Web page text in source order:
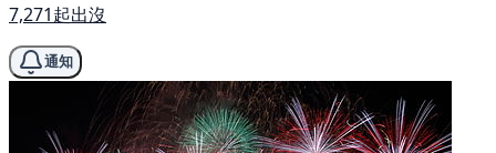
7,271起出沒
通知